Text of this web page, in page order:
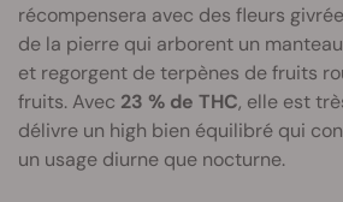
récompensera avec des fleurs
de la pierre qui arborent un
et regorgent de terpènes de fruits
fruits. Avec 23 % de THC, elle est
délivre un high bien équilibré qui
un usage diurne que nocturne.